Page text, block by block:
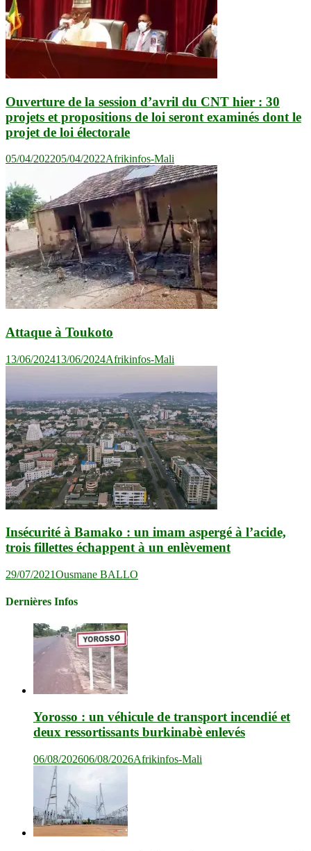
Ouverture de la session d’avril du CNT hier : 30
projets et propositions de loi seront examinés dont le
projet de loi électorale
05/04/202205/04/2022Afrikinfos-Mali
Attaque à Toukoto
13/06/202413/06/2024Afrikinfos-Mali
Insécurité à Bamako : un imam aspergé à l’acide,
trois fillettes échappent à un enlèvement
29/07/2021Ousmane BALLO
Dernières Infos
Yorosso : un véhicule de transport incendié et
deux ressortissants burkinabè enlevés
06/08/202606/08/2026Afrikinfos-Mali